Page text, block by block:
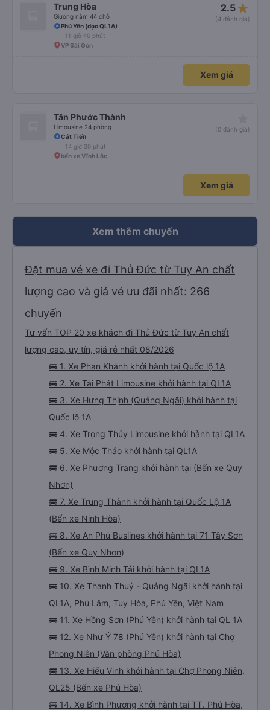
Trung Hòa
Giường nằm 44 chỗ
2.5 star_rate
(4 đánh giá)
Phú Yên (dọc QL1A)
11 giờ 40 phút
VP Sài Gòn
Xem giá
Tân Phước Thành
Limousine 24 phòng
(0 đánh giá)
Cát Tiến
14 giờ 30 phút
bến xe Vĩnh Lộc
Xem giá
Xem thêm chuyến
Đặt mua vé xe đi Thủ Đức từ Tuy An chất
lượng cao và giá vé ưu đãi nhất: 266
chuyến
Tư vấn TOP 20 xe khách đi Thủ Đức từ Tuy An chất
lượng cao, uy tín, giá rẻ nhất 08/2026
🚌 1. Xe Phan Khánh khởi hành tại Quốc lộ 1A
🚌 2. Xe Tài Phát Limousine khởi hành tại QL1A
🚌 3. Xe Hưng Thịnh (Quảng Ngãi) khởi hành tại
Quốc lộ 1A
🚌 4. Xe Trọng Thủy Limousine khởi hành tại QL1A
🚌 5. Xe Mộc Thảo khởi hành tại QL1A
🚌 6. Xe Phương Trang khởi hành tại (Bến xe Quy
Nhơn)
🚌 7. Xe Trung Thành khởi hành tại Quốc Lộ 1A
(Bến xe Ninh Hòa)
🚌 8. Xe An Phú Buslines khởi hành tại 71 Tây Sơn
(Bến xe Quy Nhơn)
🚌 9. Xe Bình Minh Tải khởi hành tại QL1A
🚌 10. Xe Thanh Thuỷ - Quảng Ngãi khởi hành tại
QL1A, Phú Lâm, Tuy Hòa, Phú Yên, Việt Nam
🚌 11. Xe Hồng Sơn (Phú Yên) khởi hành tại QL 1A
🚌 12. Xe Như Ý 78 (Phú Yên) khởi hành tại Chợ
Phong Niên (Văn phòng Phú Hòa)
🚌 13. Xe Hiếu Vinh khởi hành tại Chợ Phong Niên,
QL25 (Bến xe Phú Hòa)
🚌 14. Xe Bình Phương khởi hành tại TT. Phú Hòa,